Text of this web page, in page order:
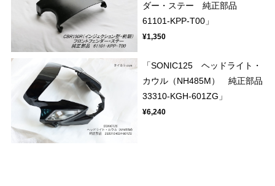
ダー・ステー 純正部品
61101-KPP-T00」
¥1,350
「SONIC125 ヘッドライト・
カウル（NH485M） 純正部品
33310-KGH-601ZG」
¥6,240